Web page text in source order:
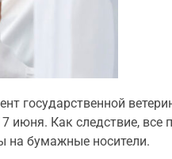
государственной
июня. Как следствие,
на бумажные носители.